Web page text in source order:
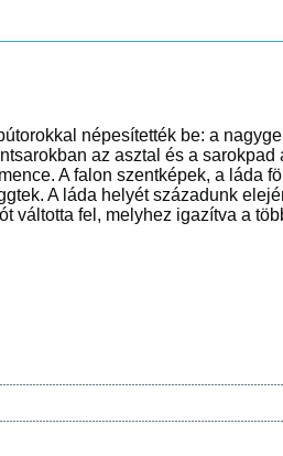
népesítették be: a
az asztal és a sarokpad
A falon szentképek, a láda
A láda helyét századunk
váltotta fel, melyhez igazítva a